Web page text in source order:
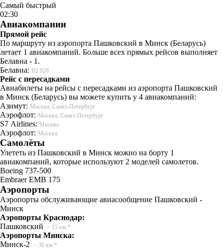
Самый быстрый
02:30
Авиакомпании
Прямой рейс
По маршруту из аэропорта Пашковский в Минск (Беларусь)
летает 1 авиакомпаний. Больше всех прямых рейсов выполняет
Белавиа - 1.
Белавиа: B2 928
Рейс с пересадками
Авиабилеты на рейсы с пересадками из аэропорта Пашковский
в Минск (Беларусь) вы можете купить у 4 авиакомпаний:
Азимут: Москва, Санкт-Петербург
Аэрофлот: Москва, Санкт-Петербург
S7 Airlines: Москва
Аэрофлот: Москва
Самолёты
Улететь из Пашковский в Минск можно на борту 1
авиакомпаний, которые используют 2 моделей самолетов.
Boeing 737-500
Embraer EMB 175
Аэропорты
Аэропорты обслуживающие авиасообщение Пашковский -
Минск
Аэропорты Краснодар:
Пашковский ~ 15 км.*
Аэропорты Минска:
Минск-2 ~ 30 км.*